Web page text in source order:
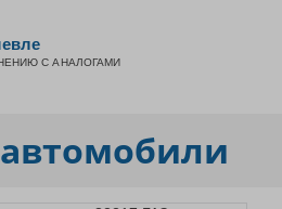
С АНАЛОГАМИ